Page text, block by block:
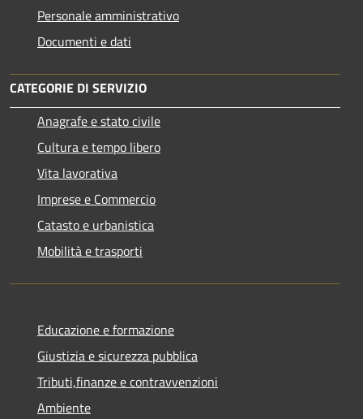
Personale amministrativo
Documenti e dati
CATEGORIE DI SERVIZIO
Anagrafe e stato civile
Cultura e tempo libero
Vita lavorativa
Imprese e Commercio
Catasto e urbanistica
Mobilità e trasporti
Educazione e formazione
Giustizia e sicurezza pubblica
Tributi,finanze e contravvenzioni
Ambiente